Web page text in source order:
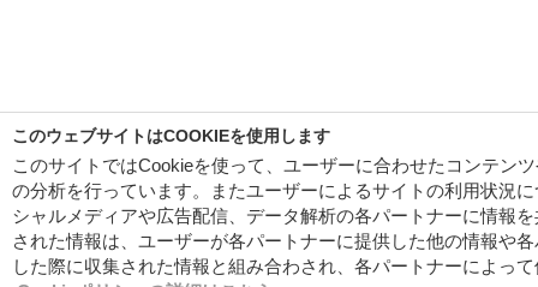
このウェブサイトはCOOKIEを使用します
このサイトではCookieを使って、ユーザーに合わせたコンテン
の分析を行っています。またユーザーによるサイトの利用状況
シャルメディアや広告配信、データ解析の各パートナーに情報
された情報は、ユーザーが各パートナーに提供した他の情報や
した際に収集された情報と組み合わされ、各パートナーによっ